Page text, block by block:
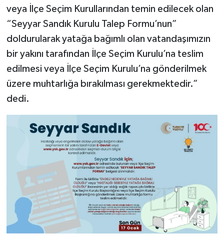
veya İlçe Seçim Kurullarından temin edilecek olan
“Seyyar Sandık Kurulu Talep Formu’nun”
doldurularak yatağa bağımlı olan vatandaşımızın
bir yakını tarafından İlçe Seçim Kurulu’na teslim
edilmesi veya İlçe Seçim Kurulu’na gönderilmek
üzere muhtarlığa bırakılması gerekmektedir.”
dedi.